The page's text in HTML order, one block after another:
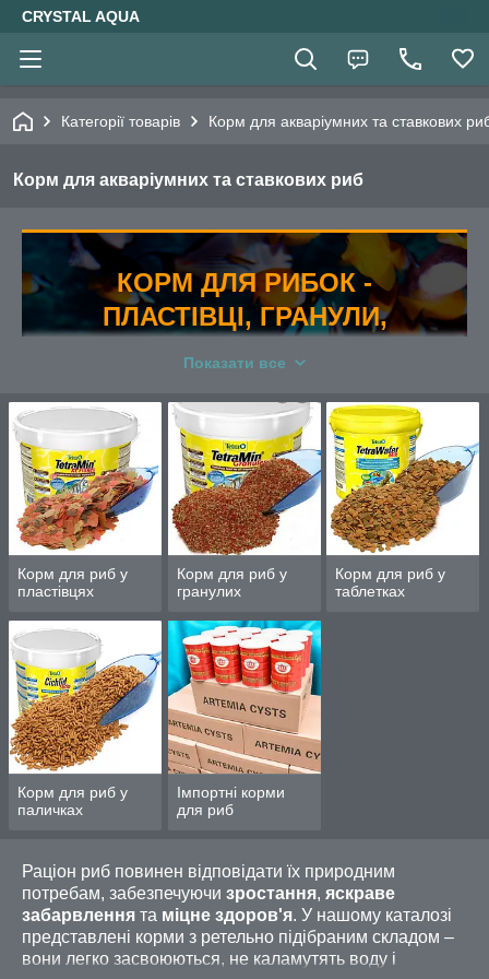
CRYSTAL AQUA
Категорії товарів Корм для акваріумних та ставкових
Корм для акваріумних та ставкових риб
КОРМ ДЛЯ РИБОК -
ПЛАСТІВЦІ, ГРАНУЛИ,
ЧІПСИ, ПАЛИЧКИ РІЗНОГО
5 варіантів форми корму для усіх типів риб.
Також у нас ви можетекупити штучні рослини
в акваріумта все необхідне обладнання для
обслуговування!
Приступити до вибору
ЯКИЙ ОБРАТИ КОРМ ДЛЯ
АКВАРІУМНИХ РИБОК?
Показати все
Корм для риб у
пластівцях
Корм для риб у
гранулих
Корм для риб у
таблетках
Корм для риб у
паличках
Імпортні корми
для риб
Раціон риб повинен відповідати їх природним
потребам, забезпечуючи зростання, яскраве
забарвлення та міцне здоров'я. У нашому каталозі
представлені корми з ретельно підібраним складом –
вони легко засвоюються, не каламутять воду і